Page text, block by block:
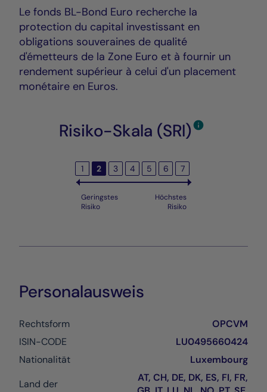
Le fonds BL-Bond Euro recherche la
protection du capital investissant en
obligations souveraines de qualité
d'émetteurs de la Zone Euro et à fournir un
rendement supérieur à celui d'un placement
monétaire en Euros.
Risiko-Skala (SRI)
1 2 3 4 5 6 7
Geringstes
Risiko
Höchstes
Risiko
Personalausweis
Rechtsform
OPCVM
ISIN-CODE
LU0495660424
Nationalität
Luxembourg
Land der
AT, CH, DE, DK, ES, FI, FR,